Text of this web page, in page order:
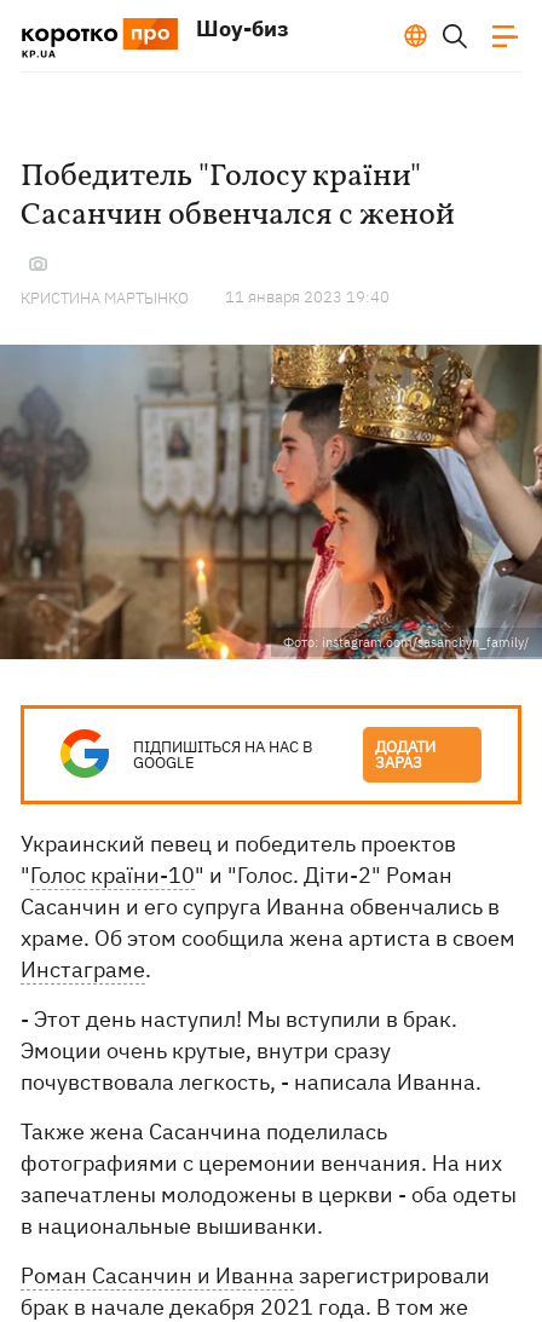
Шоу-биз
Победитель "Голосу країни"
Сасанчин обвенчался с женой
КРИСТИНА МАРТЫНКО 11 января 2023 19:40
Фото: instagram.com/sasanchyn_family/
ПІДПИШІТЬСЯ НА НАС В
GOOGLE
ДОДАТИ
ЗАРАЗ
Украинский певец и победитель проектов
"Голос країни-10" и "Голос. Діти-2" Роман
Сасанчин и его супруга Иванна обвенчались в
храме. Об этом сообщила жена артиста в своем
Инстаграме.
- Этот день наступил! Мы вступили в брак.
Эмоции очень крутые, внутри сразу
почувствовала легкость, - написала Иванна.
Также жена Сасанчина поделилась
фотографиями с церемонии венчания. На них
запечатлены молодожены в церкви - оба одеты
в национальные вышиванки.
Роман Сасанчин и Иванна зарегистрировали
брак в начале декабря 2021 года. В том же